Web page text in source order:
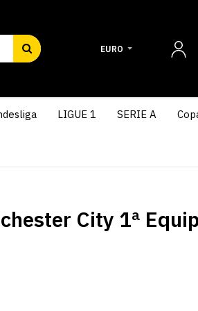
EURO
LIGUE 1 SERIE A
City 1ª